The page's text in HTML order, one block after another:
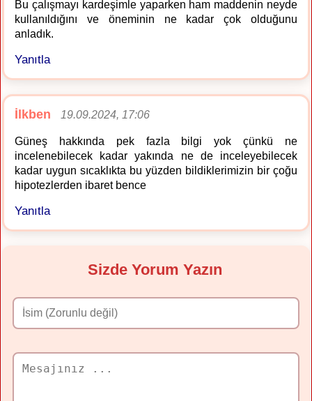
Bu çalışmayı kardeşimle yaparken ham maddenin neyde
kullanıldığını ve öneminin ne kadar çok olduğunu
anladık.
Yanıtla
İlkben 19.09.2024, 17:06
Güneş hakkında pek fazla bilgi yok çünkü ne
incelenebilecek kadar yakında ne de inceleyebilecek
kadar uygun sıcaklıkta bu yüzden bildiklerimizin bir çoğu
hipotezlerden ibaret bence
Yanıtla
Sizde Yorum Yazın